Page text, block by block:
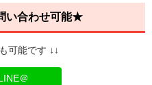
い合わせ可能★
可能です ↓↓
＠